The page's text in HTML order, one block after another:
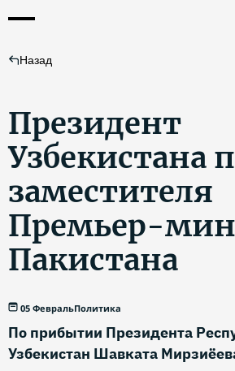
Назад
Президент
Узбекистана
заместителя
Премьер-
Пакистана
05 ФевральПолитика
По прибытии Президента
Узбекистан Шавката